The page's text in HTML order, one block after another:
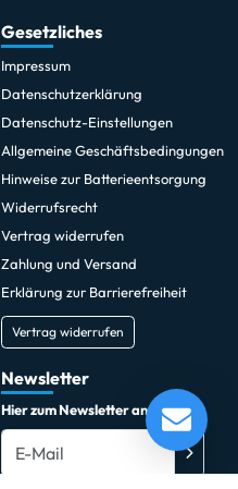
Gesetzliches
Impressum
Datenschutzerklärung
Datenschutz-Einstellungen
Allgemeine Geschäftsbedingungen
Hinweise zur Batterieentsorgung
Widerrufsrecht
Vertrag widerrufen
Zahlung und Versand
Erklärung zur Barrierefreiheit
Vertrag widerrufen
Newsletter
Hier zum Newsletter anmelden